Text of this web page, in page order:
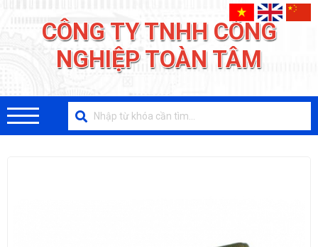
CÔNG TY TNHH CÔNG
NGHIỆP TOÀN TÂM